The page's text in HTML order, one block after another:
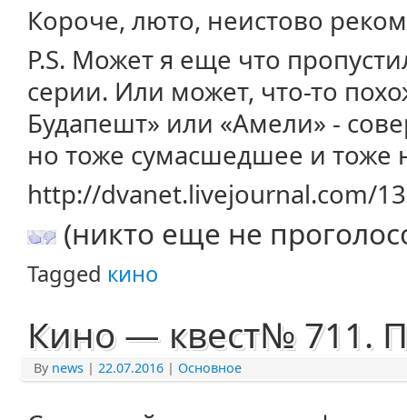
Короче, люто, неистово
P.S. Может я еще что
серии. Или может, что-то
Будапешт» или «Амели» -
но тоже сумасшедшее и тоже
http://dvanet.livejournal.com/
(никто еще не
Tagged кино
Кино — квест№ 711.
By news | 22.07.2016 | Основное